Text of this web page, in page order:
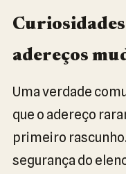
adereços
Uma verdade
que o adereço
primeiro
segurança do